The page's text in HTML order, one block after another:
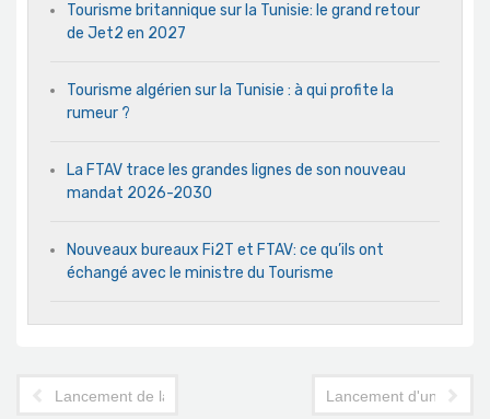
Tourisme britannique sur la Tunisie: le grand retour
de Jet2 en 2027
Tourisme algérien sur la Tunisie : à qui profite la
rumeur ?
La FTAV trace les grandes lignes de son nouveau
mandat 2026-2030
Nouveaux bureaux Fi2T et FTAV: ce qu’ils ont
échangé avec le ministre du Tourisme
Lancement de la Route des Randonnées de Tunisie - Trans
Lancement d'une